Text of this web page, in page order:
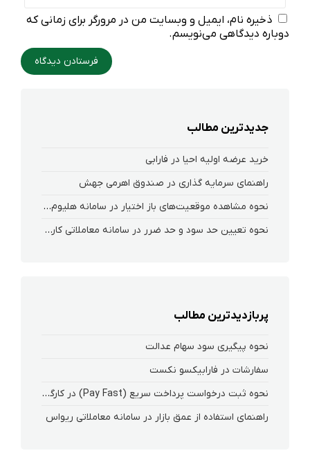
ذخیره نام، ایمیل و وبسایت من در مرورگر برای زمانی که
دوباره دیدگاهی می‌نویسم.
جدیدترین مطالب
خرید عرضه اولیه احیا در فارابی
راهنمای سرمایه گذاری در صندوق اهرمی جهش
نحوه‌ مشاهده‌ موقعیت‌های باز اختیار در سامانه هلیوم و نکست
نحوه تعیین حد سود و حد ضرر در سامانه معاملاتی کارگزاری فارابی
پربازدیدترین مطالب
نحوه پیگیری سود سهام عدالت
سفارشات در فارابیکسو نکست
نحوه ثبت درخواست پرداخت سریع (Pay Fast) در کارگزاری فارابی
راهنمای استفاده از عمق بازار در سامانه‌ معاملاتی ریواس